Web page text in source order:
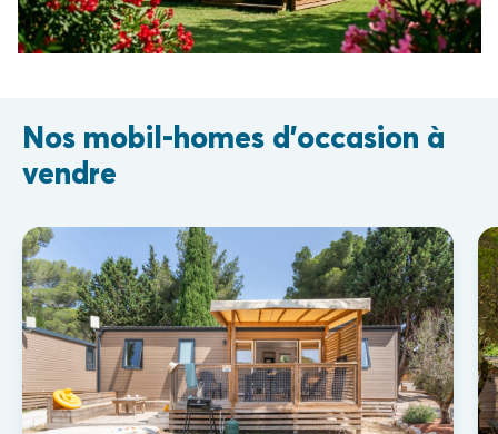
Nos mobil-homes d'occasion à
vendre